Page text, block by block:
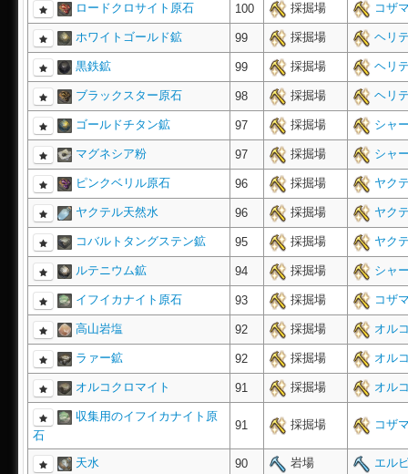
ロードクロサイト原石 100 採掘場 コザ
ホワイトゴールド鉱 99 採掘場 ヘリ
黒鉄鉱 99 採掘場 ヘリ
ブラックスター原石 98 採掘場 ヘリ
ゴールドチタン鉱 97 採掘場 シャ
マグネシア粉 97 採掘場 シャ
ピンクベリル原石 96 採掘場 ヤク
ヤクテル天然水 96 採掘場 ヤク
コバルトタングステン鉱 95 採掘場 ヤク
ルテニウム鉱 94 採掘場 シャ
イフイカナイト原石 93 採掘場 コザ
高山岩塩 92 採掘場 オル
ラァー鉱 92 採掘場 オル
オルコクロマイト 91 採掘場 オル
収集用のイフイカナイト原
石
91 採掘場 コザ
天水 90 岩場 エル